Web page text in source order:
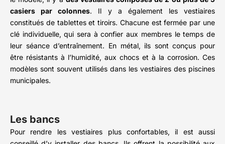
casiers par colonnes. Il y a également les vestiaires
constitués de tablettes et tiroirs. Chacune est fermée par une
clé individuelle, qui sera à confier aux membres le temps de
leur séance d’entraînement. En métal, ils sont conçus pour
être résistants à l’humidité, aux chocs et à la corrosion. Ces
modèles sont souvent utilisés dans les vestiaires des piscines
municipales.
Les bancs
Pour rendre les vestiaires plus confortables, il est aussi